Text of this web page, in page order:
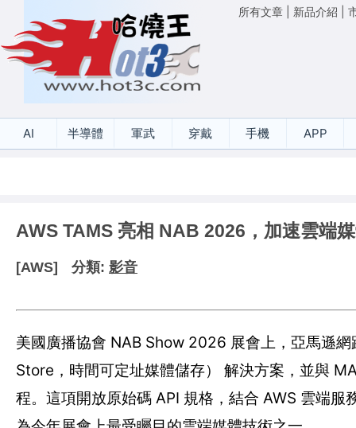
所有文章 新品介紹
AI 半導體 軍武 穿戴 手機 APP
AWS TAMS 亮相 NAB 2026，加速雲端
[AWS] 分類: 影音
美國廣播協會 NAB Show 2026 展會上，亞馬遜
Store，時間可定址媒體儲存） 解決方案，並與
程。這項開放原始碼 API 規格，結合 AWS 雲端